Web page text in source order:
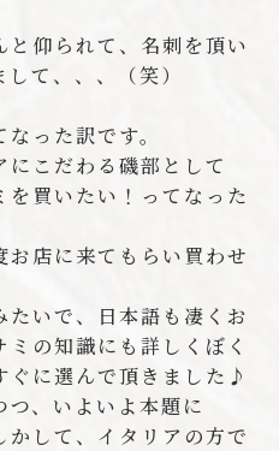
仰られて、名刺を頂い
て、、、（笑）
った訳です。
こだわる磯部として
買いたい！ってなった
店に来てもらい買わせ
たいで、日本語も凄くお
の知識にも詳しくぼく
ぐに選んで頂きました♪
、いよいよ本題に
かして、イタリアの方で